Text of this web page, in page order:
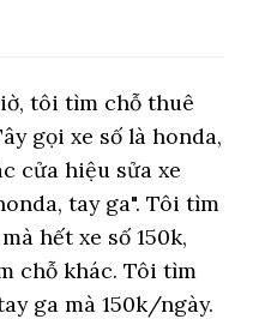
tôi tìm chỗ thuê
gọi xe số là honda,
cửa hiệu sửa xe
tay ga". Tôi tìm
hết xe số 150k,
chỗ khác. Tôi tìm
ga mà 150k/ngày.